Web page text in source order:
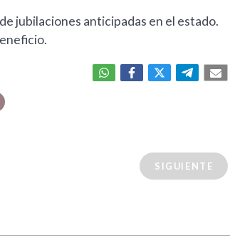
jubilaciones anticipadas en el estado.
SIGUIENTE